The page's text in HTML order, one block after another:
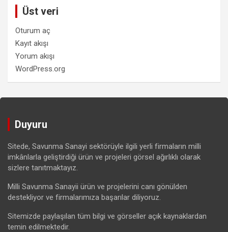
Üst veri
Oturum aç
Kayıt akışı
Yorum akışı
WordPress.org
Duyuru
Sitede, Savunma Sanayi sektörüyle ilgili yerli firmaların milli
imkânlarla geliştirdiği ürün ve projeleri görsel ağırlıklı olarak
sizlere tanıtmaktayız.
Milli Savunma Sanayii ürün ve projelerini canı gönülden
destekliyor ve firmalarımıza başarılar diliyoruz.
Sitemizde paylaşılan tüm bilgi ve görseller açık kaynaklardan
temin edilmektedir.